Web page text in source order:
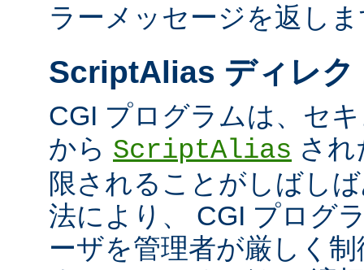
ラーメッセージを返し
ScriptAlias ディレク
CGI プログラムは、セ
から ScriptAlias さ
限されることがしばし
法により、 CGI プログ
ーザを管理者が厳しく